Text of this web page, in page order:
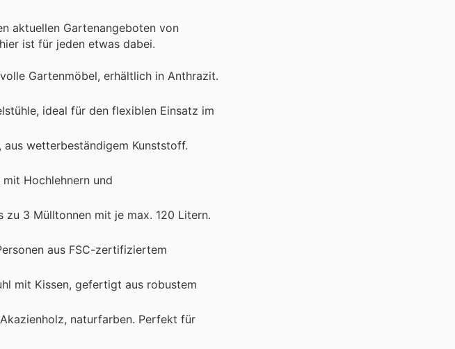
aktuellen Gartenangeboten von
ist für jeden etwas dabei.
Gartenmöbel, erhältlich in Anthrazit.
ideal für den flexiblen Einsatz im
wetterbeständigem Kunststoff.
Hochlehnern und
3 Mülltonnen mit je max. 120 Litern.
aus FSC-zertifiziertem
mit Kissen, gefertigt aus robustem
naturfarben. Perfekt für